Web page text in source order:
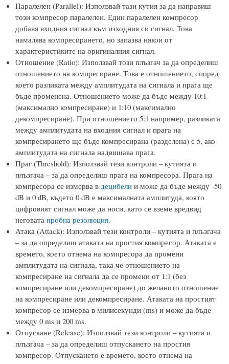
Паралелен (Parallel): Използвай тази кутия за да направиш
този компресор паралелен. Един паралелен компресор
добавя входния сигнал към изходния си сигнал. Това
намалява компресирането, но запазва някои от
характеристиките на оригиналния сигнал.
Отношение (Ratio): Използвай този плъзгач за да определиш
отношението на компресиране. Това е отношението, според
което разликата между амплитудата на сигнала и прага ще
бъде променена. Отношението може да бъде между 10:1
(максимално компресиране) и 1:10 (максимално
декомпресиране). При отношението 5:1 например, разликата
между амплитудата на входния сигнал и прага на
компресирането ще бъде компресирана (разделена) с 5, ако
амплитудата на сигнала надвишава прага.
Праг (Threshold): Използвай тези контроли – кутията и
плъзгача – за да определиш прага на компресора. Прага на
компресора се измерва в децибели и може да бъде между -50
dB и 0 dB, където 0 dB е максималната амплитуда, която
цифровият сигнал може да носи, като се вземе вредвид
неговата пробна резолюция.
Атака (Attack): Използвай тези контроли – кутията и плъзгача
– за да определиш атаката на простия компресор. Атаката е
времето, което отнема на компресора да промени
амплитудата на сигнала, така че отношението на
компресиране на сигнала да се промени от 1:1 (без
компресиране или декомпресиране) до желаното отношение
на компресиране или декомпресиране. Атаката на простият
компресор се измерва в милисекунди (ms) и може да бъде
между 0 ms и 200 ms.
Отпускане (Release): Използвай тези контроли – кутията и
плъзгача – за да определиш отпускането на простия
компресор. Отпускането е времето, което отнема на